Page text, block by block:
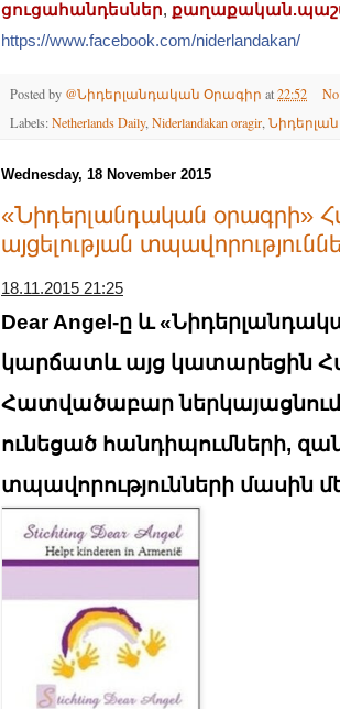
ցուցահանդեսներ,
https://www.facebook.com/niderlandakan/
Posted by @Նիդերլանդական Օրագիր at22:52
Labels:Netherlands Daily,Niderlandakan oragir,
Wednesday, 18 November 2015
«Նիդերլանդական օրագրի»
այցելության
18.11.2015 21:25
Dear Angel-ը և
կարճատև այց կատարեցին
Հատվածաբար
ունեցած հանդիպումների,
տպավորությունների մասին